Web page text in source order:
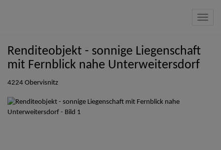
Renditeobjekt - sonnige Liegenschaft
mit Fernblick nahe Unterweitersdorf
4224 Obervisnitz